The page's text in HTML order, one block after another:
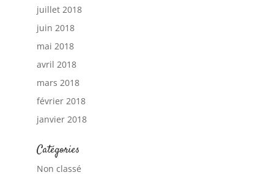
juillet 2018
juin 2018
mai 2018
avril 2018
mars 2018
février 2018
janvier 2018
Catégories
Non classé